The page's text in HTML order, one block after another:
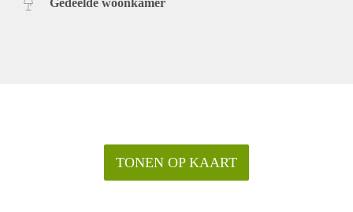
Gedeelde woonkamer
TONEN OP KAART